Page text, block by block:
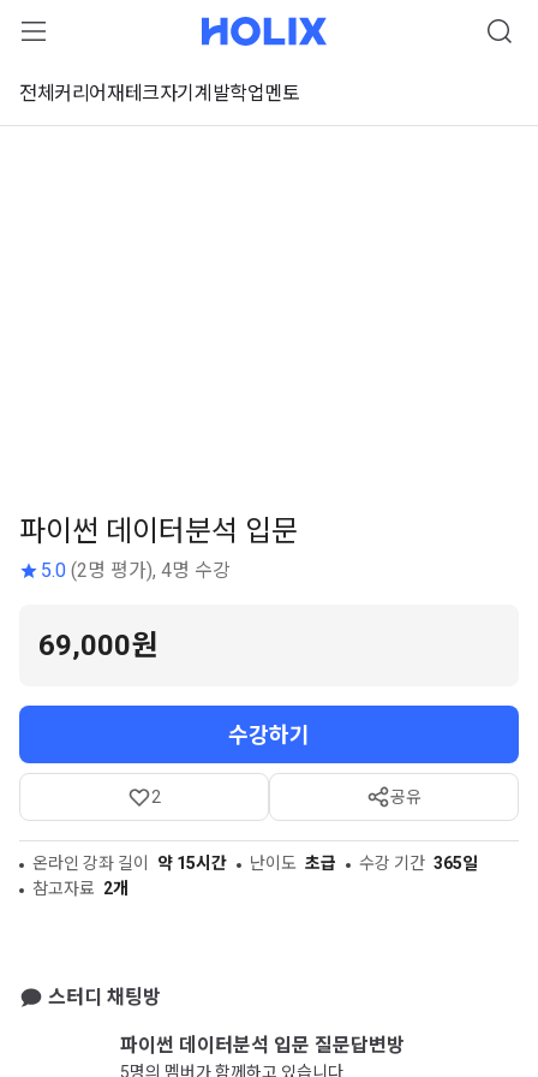
전체 커리어재테크자기계발학업멘토
좌 미리보기
파이썬 데이터분석 입문
5.0 (2명 평가), 4명 수강
69,000원
수강하기
2 공유
온라인 강좌 길이 약 15시간 난이도 초급 수강 기간 365일
참고자료 2개
스터디 채팅방
파이썬 데이터분석 입문 질문답변방
5명의 멤버가 함께하고 있습니다.